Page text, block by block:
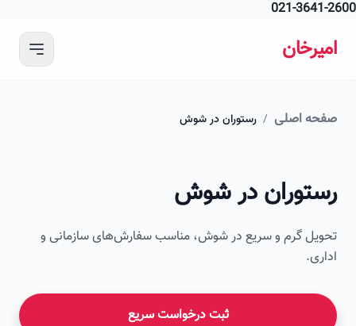
021-
اصلی / رستوران در شوش
در شوش
گرم و سریع در شوش، مناسب سفارش‌های سازمانی و
ثبت درخواست سریع
تصویر این صفحه به زودی اضافه می‌شود